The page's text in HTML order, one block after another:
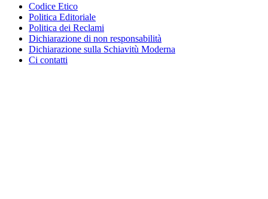
Codice Etico
Politica Editoriale
Politica dei Reclami
Dichiarazione di non responsabilità
Dichiarazione sulla Schiavitù Moderna
Ci contatti